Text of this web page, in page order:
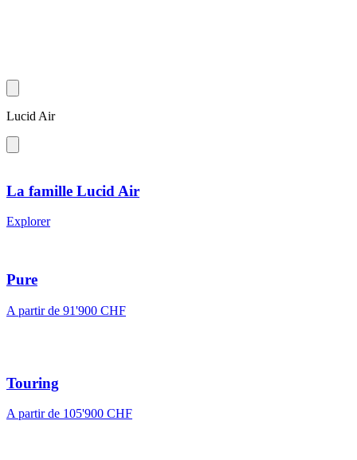
Lucid Air
La famille Lucid Air
Explorer
Pure
A partir de 91'900 CHF
Touring
A partir de 105'900 CHF